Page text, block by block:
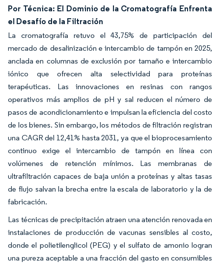
Por Técnica: El Dominio de la Cromatografía Enfrenta
el Desafío de la Filtración
La cromatografía retuvo el 43,75% de participación del
mercado de desalinización e intercambio de tampón en 2025,
anclada en columnas de exclusión por tamaño e intercambio
iónico que ofrecen alta selectividad para proteínas
terapéuticas. Las innovaciones en resinas con rangos
operativos más amplios de pH y sal reducen el número de
pasos de acondicionamiento e impulsan la eficiencia del costo
de los bienes. Sin embargo, los métodos de filtración registran
una CAGR del 12,41% hasta 2031, ya que el bioprocesamiento
continuo exige el intercambio de tampón en línea con
volúmenes de retención mínimos. Las membranas de
ultrafiltración capaces de baja unión a proteínas y altas tasas
de flujo salvan la brecha entre la escala de laboratorio y la de
fabricación.
Las técnicas de precipitación atraen una atención renovada en
instalaciones de producción de vacunas sensibles al costo,
donde el polietilenglicol (PEG) y el sulfato de amonio logran
una pureza aceptable a una fracción del gasto en consumibles